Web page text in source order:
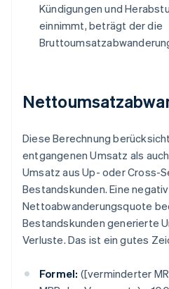
Kündigungen und
einnimmt, beträgt der die
Diese Berechnung
entgangenen Umsatz als
Umsatz aus Up- oder Cross-
Bestandskunden. Eine
Nettoabwanderungsquote
Bestandskunden generierte
Verluste. Das ist ein gutes
Formel: ([verminderter